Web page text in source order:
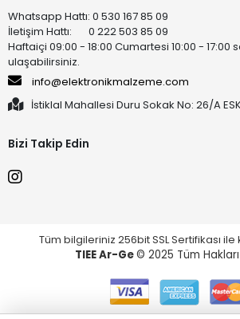
Whatsapp Hattı: 0 530 167 85 09
İletişim Hattı: 0 222 503 85 09
Haftaiçi 09:00 - 18:00 Cumartesi 10:00 - 17:00
ulaşabilirsiniz.
info@elektronikmalzeme.com
İstiklal Mahallesi Duru Sokak No: 26/A
Bizi Takip Edin
Tüm bilgileriniz 256bit SSL Sertifikası
TIEE Ar-Ge© 2025 Tüm Hakları